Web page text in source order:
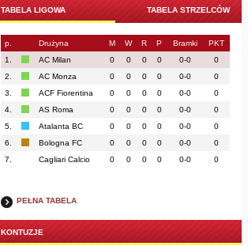
TABELA LIGOWA TABELA STRZELCÓW
p. Drużyna M W R P Bramki
PKT
1.
AC Milan 0 0 0 0 0-0
0
2.
AC Monza 0 0 0 0 0-0
0
3.
ACF Fiorentina 0 0 0 0 0-0
0
4.
AS Roma 0 0 0 0 0-0
0
5.
Atalanta BC 0 0 0 0 0-0
0
6.
Bologna FC 0 0 0 0 0-0
0
7.
Cagliari Calcio 0 0 0 0 0-0 0
PEŁNA TABELA
KONTUZJE